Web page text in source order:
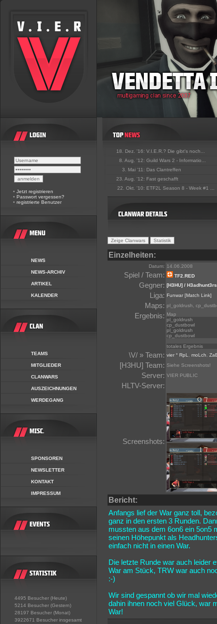
• Jetzt registrieren
• Passwort vergessen?
• registrierte Benutzer
NEWS
NEWS-ARCHIV
ARTIKEL
KALENDER
TEAMS
MITGLIEDER
CLANWARS
AUSZEICHNUNGEN
WERDEGANG
SPONSOREN
NEWSLETTER
KONTAKT
IMPRESSUM
4495 Besucher (Heute)
5214 Besucher (Gestern)
28197 Besucher (Monat)
3922671 Besucher insgesamt
18. Dez. '16: V.I.E.R.? Die gibt's noch...
8. Aug. '12: Guild Wars 2 - Informatio...
3. Mai '11: Das Clantreffen
23. Aug. '12: Fast geschafft
22. Okt. '10: ETF2L Season 8 - Week #1 ...
Einzelheiten:
Datum: 14.06.2008
Spiel / Team: TF2.RED
Gegner: [H3HU] / H3adhunt3rs
Liga: Funwar [Match Link]
Maps: pl_goldrush,
Ergebnis: Map
pl_goldrush
cp_dustbowl
pl_goldrush
cp_dustbowl
totales Ergebnis
\V/ » Team: vier ° RpL moLch
[H3HU] Team: Siehe Screenshots!
Server: VIER PUBLIC
HLTV-Server:
Screenshots:
Bericht:
Anfangs lief der War ganz toll,
ganz in den ersten 3 Runden.
mussten aus dem 6on6 ein 5on5
seinen Höhepunkt als
einfach nicht in einen War.
Die letzte Runde war auch leider
War am Stück, TRW war auch
:-)
Wir sind gespannt ob wir mal
dahin ihnen noch viel Glück, war
War!